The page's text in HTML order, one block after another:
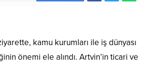
kamu kurumları ile iş dünyası
önemi ele alındı. Artvin’in ticari ve